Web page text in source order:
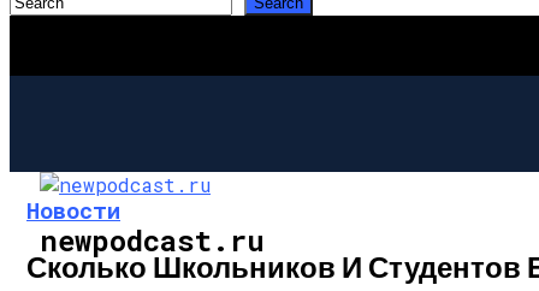
newpodcast.ru
Новости
Сколько Школьников И Студентов